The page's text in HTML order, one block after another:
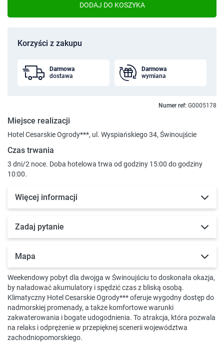
DODAJ DO KOSZYKA
Korzyści z zakupu
Darmowa
dostawa
Darmowa
wymiana
Numer ref: G0005178
Miejsce realizacji
Hotel Cesarskie Ogrody***, ul. Wyspiańskiego 34, Świnoujście
Czas trwania
3 dni/2 noce. Doba hotelowa trwa od godziny 15:00 do godziny
10:00.
Więcej informacji
Zadaj pytanie
Mapa
Weekendowy pobyt dla dwojga w Świnoujściu to doskonała okazja,
by naładować akumulatory i spędzić czas z bliską osobą.
Klimatyczny Hotel Cesarskie Ogrody*** oferuje wygodny dostęp do
nadmorskiej promenady, a także komfortowe warunki
zakwaterowania i bogate udogodnienia. To atrakcja, która pozwala
na relaks i odprężenie w przepięknej scenerii województwa
zachodniopomorskiego.